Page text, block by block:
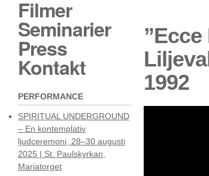
Filmer
Seminarier
Press
Kontakt
PERFORMANCE
SPIRITUAL UNDERGROUND
– En kontemplativ
ljudceremoni, 28–30 augusti
2025 | St. Paulskyrkan,
Mariatorget
1992